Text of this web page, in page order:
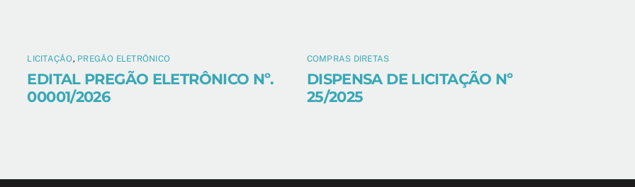
LICITAÇÃO, PREGÃO ELETRÔNICO
EDITAL PREGÃO ELETRÔNICO Nº.
00001/2026
COMPRAS DIRETAS
DISPENSA DE LICITAÇÃO Nº
25/2025